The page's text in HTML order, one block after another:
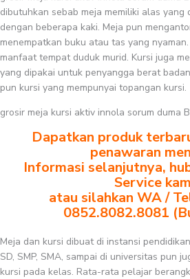
dibutuhkan sebab meja memiliki alas
dengan beberapa kaki. Meja pun
menempatkan buku atau tas yang
manfaat tempat duduk murid. Kursi juga
yang dipakai untuk penyangga berat
pun kursi yang mempunyai topangan kursi.
grosir meja kursi aktiv innola sorum duma
Dapatkan produk
penawaran
Informasi selanjutnya,
Service
atau silahkan WA /
0852.8082.8081
Meja dan kursi dibuat di instansi
SD, SMP, SMA, sampai di universitas pun
kursi pada kelas. Rata-rata pelajar